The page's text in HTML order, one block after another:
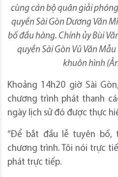
cùng cán bộ quân giải
quyền Sài Gòn Dương Văn
bố đầu hàng. Chính ủy Bùi
quyền Sài Gòn Vũ Văn
khuôn hình
Khoảng 14h20 giờ Sài
chương trình phát thanh
ngày lịch sử đó được thực
“Để bắt đầu lễ tuyên bố,
chương trình. Tôi nói trực
phát trực tiếp.